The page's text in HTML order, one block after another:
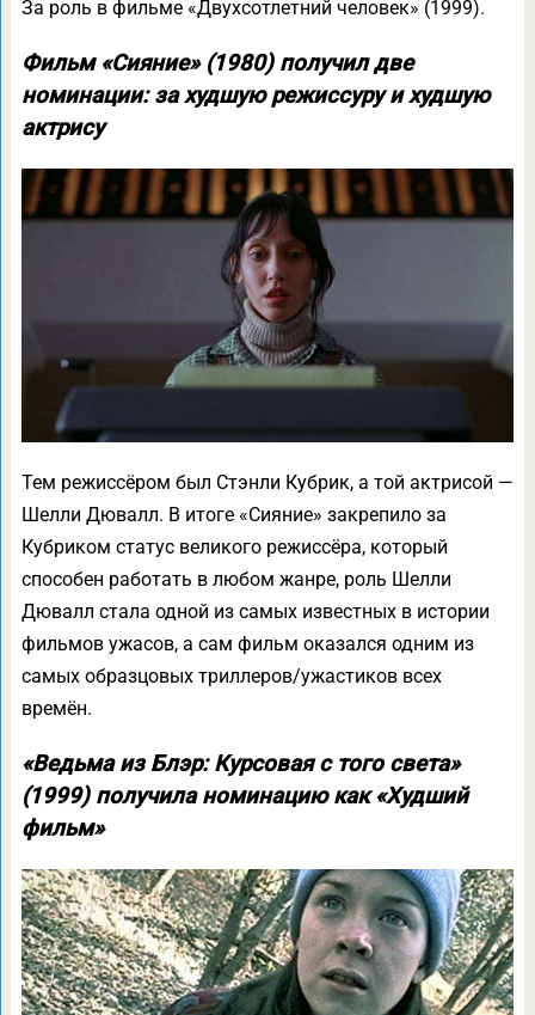
За роль в фильме «Двухсотлетний человек» (1999).
Фильм «Сияние» (1980) получил две
номинации: за худшую режиссуру и худшую
актрису
Тем режиссёром был Стэнли Кубрик, а той актрисой —
Шелли Дювалл. В итоге «Сияние» закрепило за
Кубриком статус великого режиссёра, который
способен работать в любом жанре, роль Шелли
Дювалл стала одной из самых известных в истории
фильмов ужасов, а сам фильм оказался одним из
самых образцовых триллеров/ужастиков всех
времён.
«Ведьма из Блэр: Курсовая с того света»
(1999) получила номинацию как «Худший
фильм»